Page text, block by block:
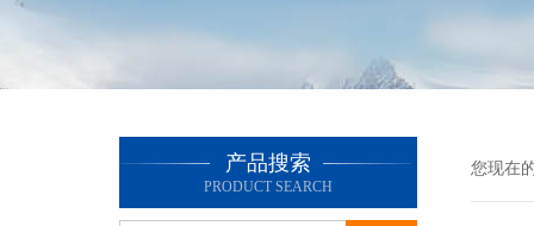
产品搜索
PRODUCT SEARCH
您现在